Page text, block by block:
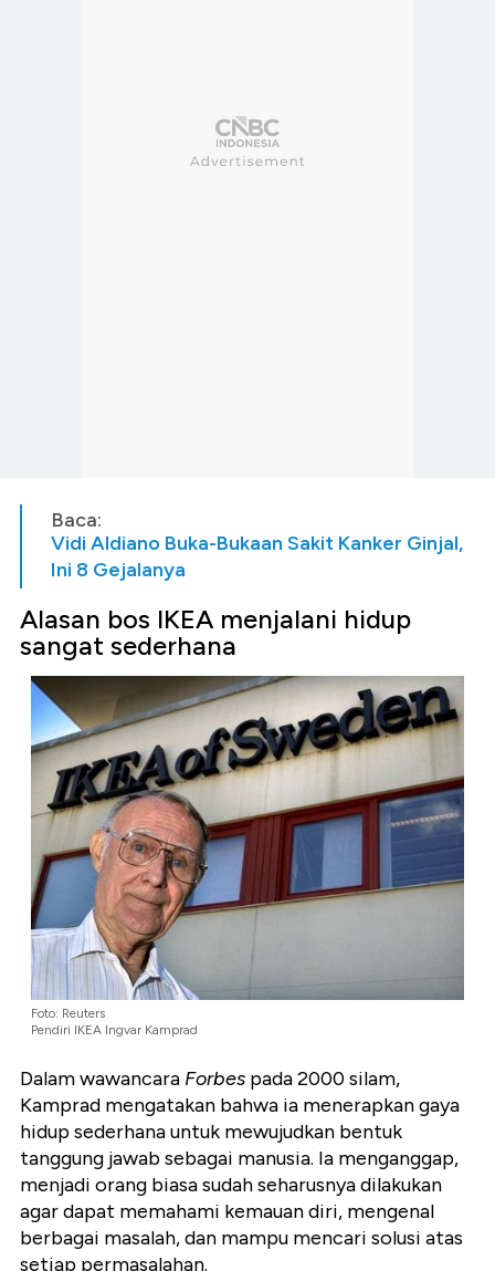
Baca:
Vidi Aldiano Buka-Bukaan Sakit Kanker Ginjal,
Ini 8 Gejalanya
Alasan bos IKEA menjalani hidup
sangat sederhana
Foto: Reuters
Pendiri IKEA Ingvar Kamprad
Dalam wawancara Forbes pada 2000 silam,
Kamprad mengatakan bahwa ia menerapkan gaya
hidup sederhana untuk mewujudkan bentuk
tanggung jawab sebagai manusia. Ia menganggap,
menjadi orang biasa sudah seharusnya dilakukan
agar dapat memahami kemauan diri, mengenal
berbagai masalah, dan mampu mencari solusi atas
setiap permasalahan.